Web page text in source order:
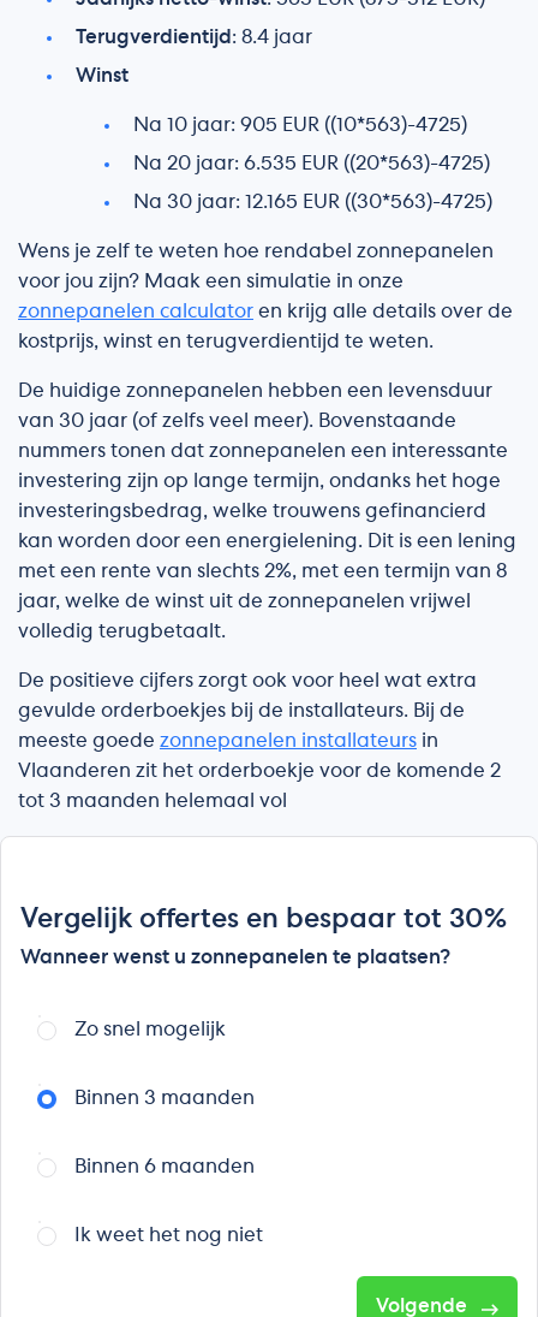
Terugverdientijd : 8.4 jaar
Winst
Na 10 jaar: 905 EUR ((10*563)-4725)
Na 20 jaar: 6.535 EUR ((20*563)-4725)
Na 30 jaar: 12.165 EUR ((30*563)-4725)
Wens je zelf te weten hoe rendabel zonnepanelen
voor jou zijn? Maak een simulatie in onze
zonnepanelen calculator en krijg alle details over de
kostprijs, winst en terugverdientijd te weten.
De huidige zonnepanelen hebben een levensduur
van 30 jaar (of zelfs veel meer). Bovenstaande
nummers tonen dat zonnepanelen een interessante
investering zijn op lange termijn, ondanks het hoge
investeringsbedrag, welke trouwens gefinancierd
kan worden door een energielening. Dit is een lening
met een rente van slechts 2%, met een termijn van 8
jaar, welke de winst uit de zonnepanelen vrijwel
volledig terugbetaalt.
De positieve cijfers zorgt ook voor heel wat extra
gevulde orderboekjes bij de installateurs. Bij de
meeste goede zonnepanelen installateurs in
Vlaanderen zit het orderboekje voor de komende 2
tot 3 maanden helemaal vol
Vergelijk offertes en bespaar tot 30%
Wanneer wenst u zonnepanelen te plaatsen?
Zo snel mogelijk
Binnen 3 maanden
Binnen 6 maanden
Ik weet het nog niet
Volgende